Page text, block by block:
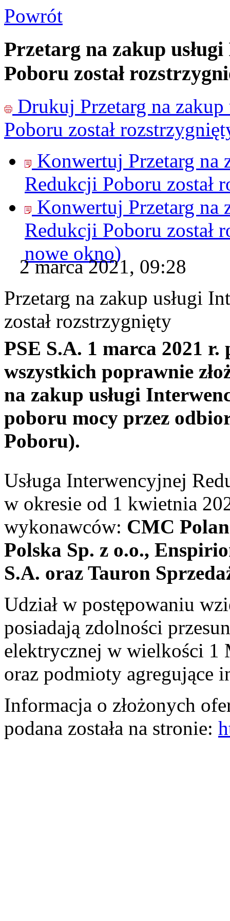
Powrót
Przetarg na zakup
Poboru został
Drukuj Przetarg na
Poboru został
Konwertuj Przetarg na
Redukcji Poboru został
Konwertuj Przetarg na
Redukcji Poboru został
nowe okno)
2 marca 2021, 09:28
Przetarg na zakup usługi
został rozstrzygnięty
PSE S.A. 1 marca 2021
wszystkich poprawnie
na zakup usługi
poboru mocy przez
Poboru).
Usługa Interwencyjnej
w okresie od 1 kwietnia
wykonawców: CMC
Polska Sp. z o.o.,
S.A. oraz Tauron
Udział w postępowaniu
posiadają zdolności
elektrycznej w wielkości
oraz podmioty
Informacja o złożonych
podana została na stronie: